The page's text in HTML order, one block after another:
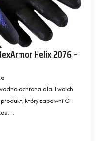
Helix 2076 –
ochrona dla Twoich
który zapewni Ci